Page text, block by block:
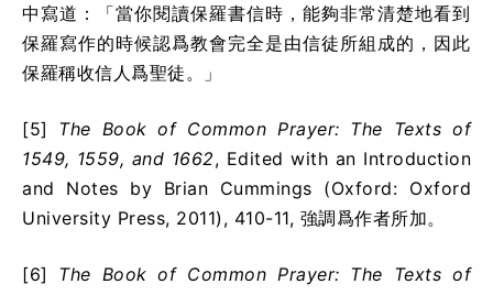
中寫道：「當你閱讀保羅書信時，能夠非常清楚地看到
保羅寫作的時候認爲教會完全是由信徒所組成的，因此
保羅稱收信人爲聖徒。」
[5] The Book of Common Prayer: The Texts of
1549, 1559, and 1662, Edited with an Introduction
and Notes by Brian Cummings (Oxford: Oxford
University Press, 2011), 410-11, 強調爲作者所加。
[6] The Book of Common Prayer: The Texts of